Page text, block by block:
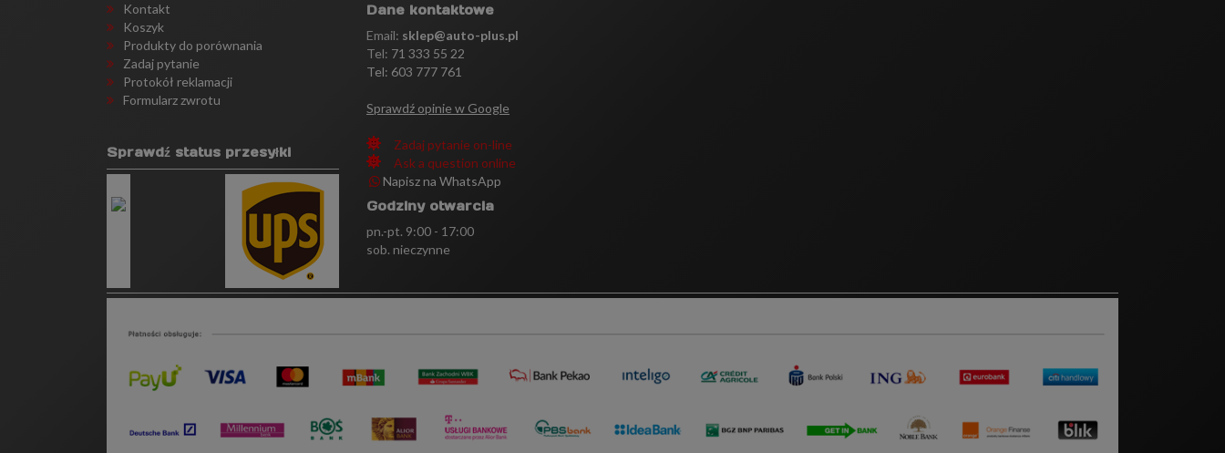
Kontakt
Koszyk
Produkty do porównania
Zadaj pytanie
Protokół reklamacji
Formularz zwrotu
Sprawdź status przesyłki
Dane kontaktowe
Email: sklep@auto-plus.pl
Tel: 71 333 55 22
Tel: 603 777 761
Sprawdź opinie w Google
Zadaj pytanie on-line
Ask a question online
Napisz na WhatsApp
Godziny otwarcia
pn.-pt. 9:00 - 17:00
sob. nieczynne